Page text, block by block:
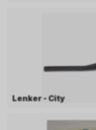
Lenker - City